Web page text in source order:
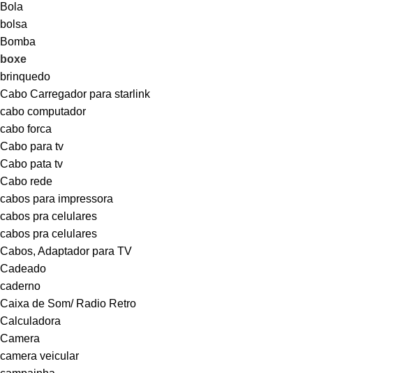
Bola
bolsa
Bomba
boxe
brinquedo
Cabo Carregador para starlink
cabo computador
cabo forca
Cabo para tv
Cabo pata tv
Cabo rede
cabos para impressora
cabos pra celulares
cabos pra celulares
Cabos, Adaptador para TV
Cadeado
caderno
Caixa de Som/ Radio Retro
Calculadora
Camera
camera veicular